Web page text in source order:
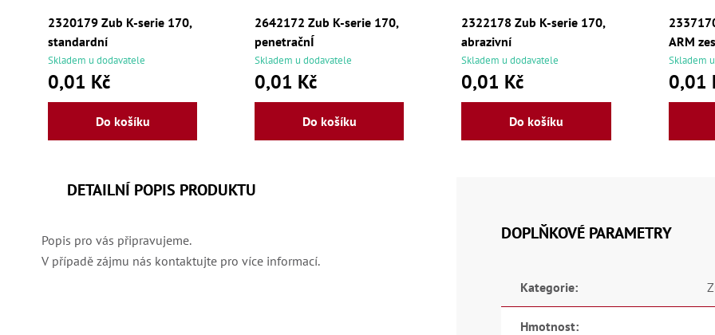
2320179 Zub K-serie 170,
standardní
Skladem u dodavatele
0,01 Kč
Do košíku
2642172 Zub K-serie 170,
penetračnÍ
Skladem u dodavatele
0,01 Kč
Do košíku
2322178 Zub K-serie 170,
abrazivní
Skladem u dodavatele
0,01 Kč
Do košíku
ARM
Skladem
0,01
DETAILNÍ POPIS PRODUKTU
Popis pro vás připravujeme.
V případě zájmu nás kontaktujte pro více informací.
DOPLŇKOVÉ PARAMETRY
Kategorie:
Hmotnost: